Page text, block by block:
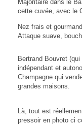
Majoritaire dans le
cette cuvée, avec le
Nez frais et
Attaque suave,
Bertrand Bouvret
indépendant et
Champagne qui
grandes maisons.
Là, tout est
pressoir en photo ci